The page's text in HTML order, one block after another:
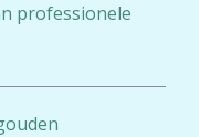
professionele